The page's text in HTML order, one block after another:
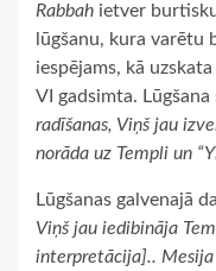
Rabbah ietver
lūgšanu, kura varētu
iespējams, kā
VI gadsimta. Lūgšana
radīšanas, Viņš jau
norāda uz Templi un
Lūgšanas galvenajā
Viņš jau iedibināja
interpretācija].. Mesija